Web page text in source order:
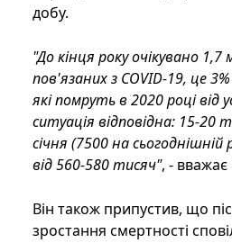
добу.
"До кінця року очікувано
пов'язаних з COVID-19, це
які помруть в 2020 році від
ситуація відповідна: 15-20
січня (7500 на
від 560-580 тисяч", -
Він також припустив, що
зростання смертності